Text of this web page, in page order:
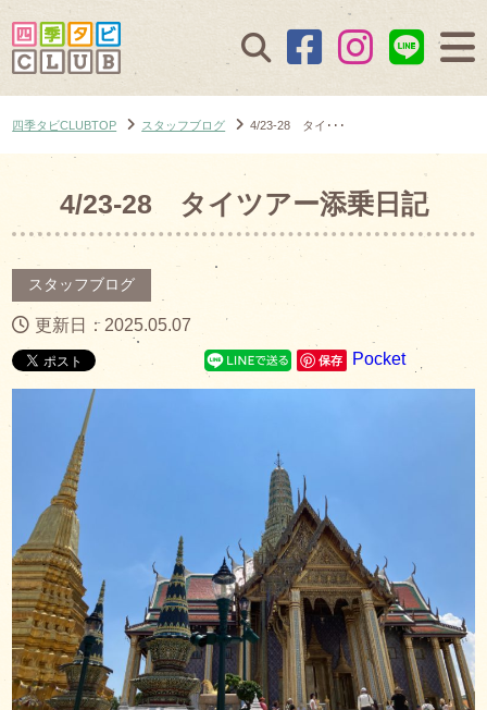
四季タビCLUBTOP スタッフブログ 4/23-28 タイ･･･
4/23-28 タイツアー添乗日記
スタッフブログ
更新日：2025.05.07
保存 Pocket